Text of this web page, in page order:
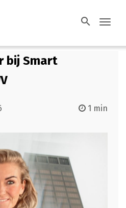
search
bij Smart
1 min